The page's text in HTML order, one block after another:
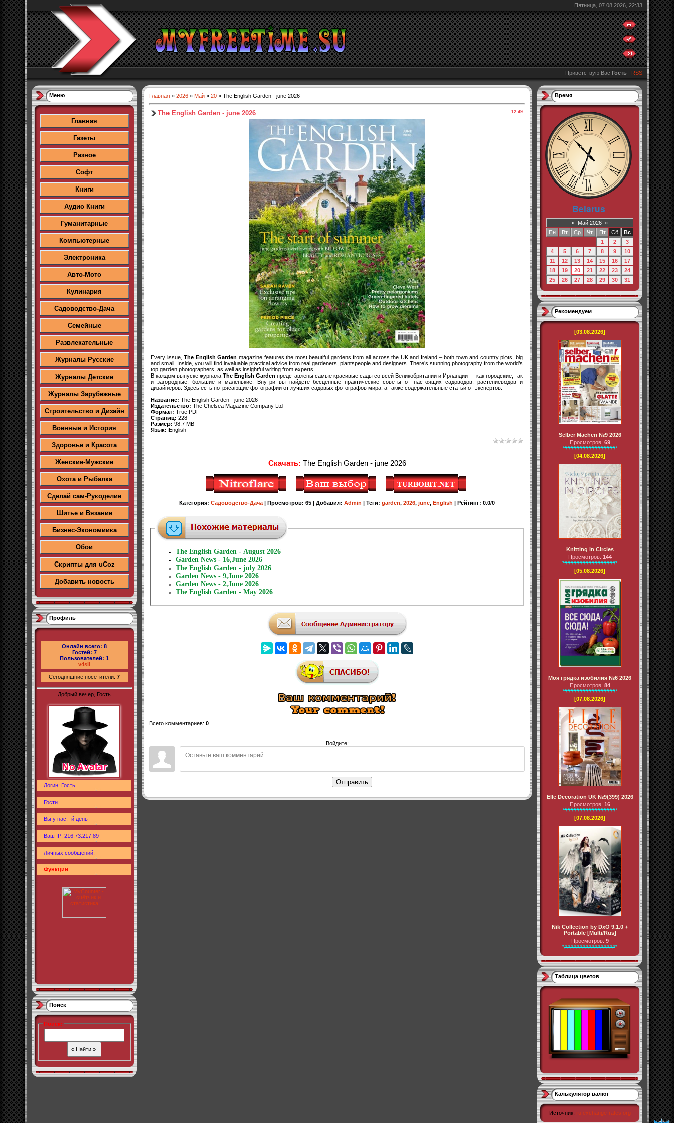
Пятница, 07.08.2026, 22:33
Приветствую Вас Гость | RSS
Меню
Главная
Газеты
Разное
Софт
Книги
Аудио Книги
Гуманитарные
Компьютерные
Электроника
Авто-Мото
Кулинария
Садоводство-Дача
Семейные
Развлекательные
Журналы Русские
Журналы Детские
Журналы Зарубежные
Строительство и Дизайн
Военные и История
Здоровье и Красота
Женские-Мужские
Охота и Рыбалка
Сделай сам-Рукоделие
Шитье и Вязание
Бизнес-Экономиика
Обои
Скрипты для uCoz
Добавить новость
Профиль
Онлайн всего: 8
Гостей: 7
Пользователей: 1
v4sil
Сегодняшние посетители: 7
Добрый вечер, Гость
Логин: Гость
Гости
Вы у нас: -й день
Ваш IP: 216.73.217.89
Личных сообщений:
Функции
Поиск
Поиск:
Главная » 2026 » Май » 20 » The English Garden - june 2026
12:49
The English Garden - june 2026
Every issue,The English Garden magazine features the most beautiful gardens from all across the UK and Ireland – both town and country plots, big
and small. Inside, you will find invaluable practical advice from real gardeners, plantspeople and designers. There’s stunning photography from the world’s
top garden photographers, as well as insightful writing from experts.
В каждом выпуске журнала The English Garden представлены самые красивые сады со всей Великобритании и Ирландии — как городские, так
и загородные, большие и маленькие. Внутри вы найдете бесценные практические советы от настоящих садоводов, растениеводов и
дизайнеров. Здесь есть потрясающие фотографии от лучших садовых фотографов мира, а также содержательные статьи от экспертов.
Название: The English Garden - june 2026
Издательство: The Chelsea Magazine Company Ltd
Формат: True PDF
Страниц: 228
Размер: 98,7 MB
Язык: English
Скачать: The English Garden - june 2026
Категория: Садоводство-Дача Просмотров: 65 Добавил: Admin Теги: garden, 2026, june, English Рейтинг: 0.0/0
The English Garden - August 2026
Garden News - 16,June 2026
The English Garden - july 2026
Garden News - 9,June 2026
Garden News - 2,June 2026
The English Garden - May 2026
Всего комментариев: 0
Войдите:
Отправить
Время
« Май 2026 »
Пн
Вт Ср Чт Пт Сб
Вс
1
2
3
4
5 6 7 8 9
10
11
12 13 14 15 16
17
18
19 20 21 22 23
24
25
26 27 28 29 30 31
Рекомендуем
[03.08.2026]
Selber Machen №9 2026
Просмотров: 69
*#################*
[04.08.2026]
Knitting in Circles
Просмотров: 144
*#################*
[05.08.2026]
Моя грядка изобилия №6 2026
Просмотров: 84
*#################*
[07.08.2026]
Elle Decoration UK №9(399) 2026
Просмотров: 16
*#################*
[07.08.2026]
Nik Collection by DxO 9.1.0 +
Portable [Multi/Rus]
Просмотров: 9
*#################*
Таблица цветов
Калькулятор валют
Источник: ru.exchange-rates.org